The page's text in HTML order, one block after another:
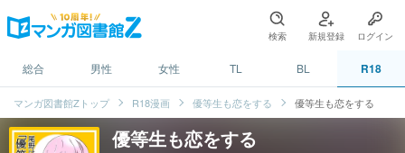
検索 新規登録 ログイン
総合 男性 女性 TL BL R18
マンガ図書館Zトップ R18漫画 優等生も恋をする 優等生も恋をする
優等生も恋をする